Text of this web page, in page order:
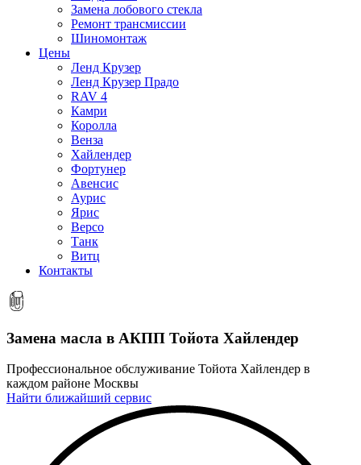
Замена лобового стекла
Ремонт трансмиссии
Шиномонтаж
Цены
Ленд Крузер
Ленд Крузер Прадо
RAV 4
Камри
Королла
Венза
Хайлендер
Фортунер
Авенсис
Аурис
Ярис
Версо
Танк
Витц
Контакты
Замена масла в АКПП Тойота Хайлендер
Профессиональное обслуживание Тойота Хайлендер в
каждом районе Москвы
Найти ближайший сервис